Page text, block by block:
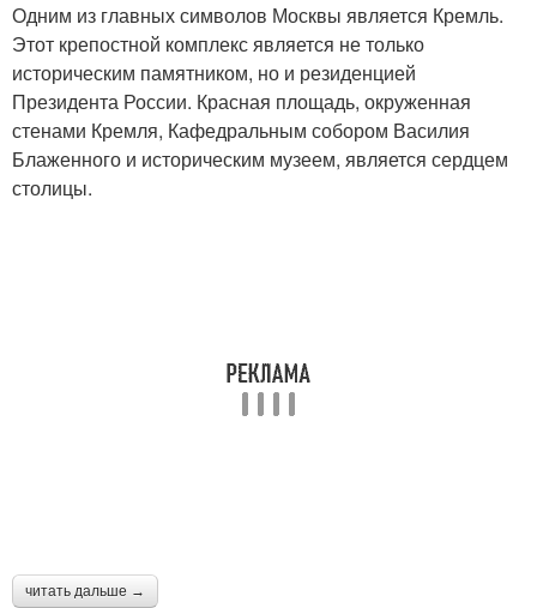
Одним из главных символов Москвы является Кремль.
Этот крепостной комплекс является не только
историческим памятником, но и резиденцией
Президента России. Красная площадь, окруженная
стенами Кремля, Кафедральным собором Василия
Блаженного и историческим музеем, является сердцем
столицы.
читать дальше →